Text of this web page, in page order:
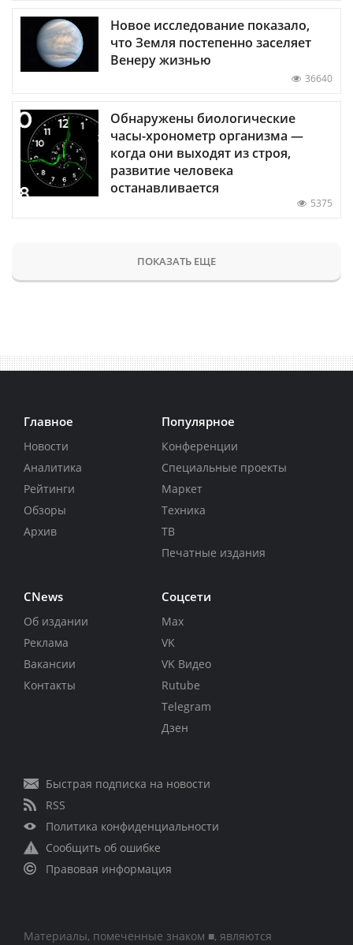
Новое исследование показало,
что Земля постепенно заселяет
Венеру жизнью
36640
Обнаружены биологические
часы-хронометр организма —
когда они выходят из строя,
развитие человека
останавливается
5375
ПОКАЗАТЬ ЕЩЕ
Главное
Новости
Аналитика
Рейтинги
Обзоры
Архив
Популярное
Конференции
Специальные проекты
Маркет
Техника
ТВ
Печатные издания
CNews
Об издании
Реклама
Вакансии
Контакты
Соцсети
Max
VK
VK Видео
Rutube
Telegram
Дзен
Быстрая подписка на новости
RSS
Политика конфиденциальности
Сообщить об ошибке
Правовая информация
Материалы, помеченные знаком ■, являются